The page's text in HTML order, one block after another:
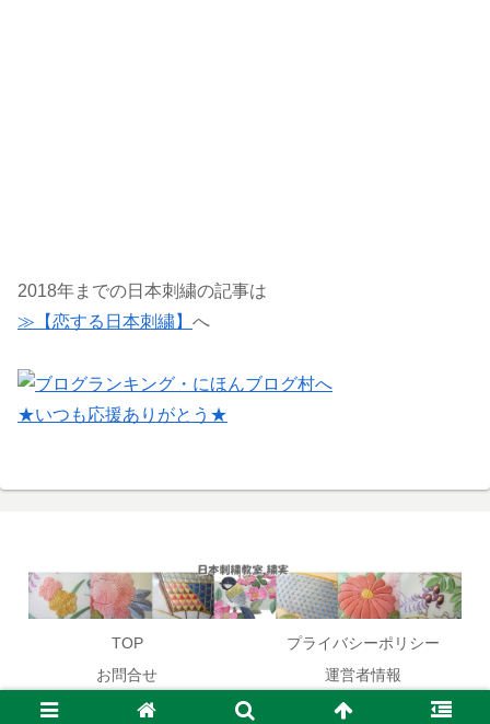
2018年までの日本刺繍の記事は
≫【恋する日本刺繍】 へ
★いつも応援ありがとう★
TOP
プライバシーポリシー
お問合せ
運営者情報
© 2017 日本刺繍教室開催,作家:笹原木実が教える和のお稽古.